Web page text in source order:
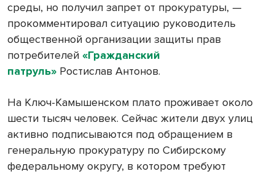
среды, но получил запрет от прокуратуры, —
прокомментировал ситуацию руководитель
общественной организации защиты прав
потребителей «Гражданский
патруль» Ростислав Антонов.
На Ключ-Камышенском плато проживает около
шести тысяч человек. Сейчас жители двух улиц
активно подписываются под обращением в
генеральную прокуратуру по Сибирскому
федеральному округу, в котором требуют